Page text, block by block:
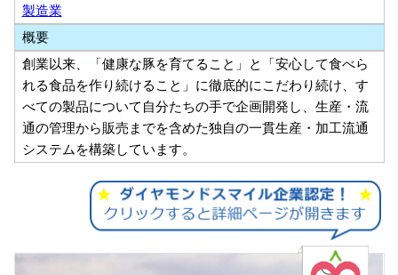
製造業
概要
創業以来、「健康な豚を育てること」と「安心して食べら
れる食品を作り続けること」に徹底的にこだわり続け、す
べての製品について自分たちの手で企画開発し、生産・流
通の管理から販売までを含めた独自の一貫生産・加工流通
システムを構築しています。